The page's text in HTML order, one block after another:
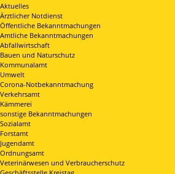
Aktuelles
Ärztlicher Notdienst
Öffentliche Bekanntmachungen
Amtliche Bekanntmachungen
Abfallwirtschaft
Bauen und Naturschutz
Kommunalamt
Umwelt
Corona-Notbekanntmachung
Verkehrsamt
Kämmerei
sonstige Bekanntmachungen
Sozialamt
Forstamt
Jugendamt
Ordnungsamt
Veterinärwesen und Verbraucherschutz